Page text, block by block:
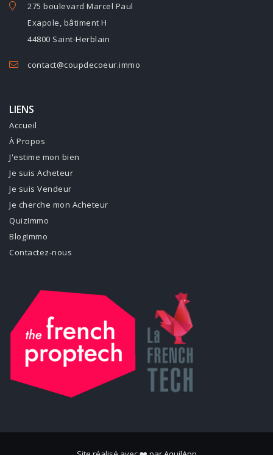
275 boulevard Marcel Paul
Exapole, bâtiment H
44800 Saint-Herblain
contact@coupdecoeur.immo
LIENS
Accueil
À Propos
J'estime mon bien
Je suis Acheteur
Je suis Vendeur
Je cherche mon Acheteur
QuizImmo
BlogImmo
Contactez-nous